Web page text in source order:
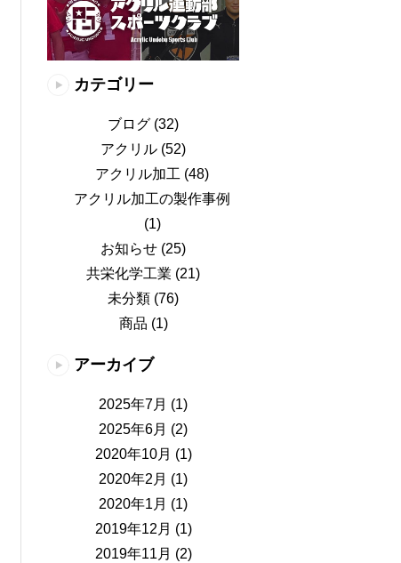
カテゴリー
ブログ (32)
アクリル (52)
アクリル加工 (48)
アクリル加工の製作事例
(1)
お知らせ (25)
共栄化学工業 (21)
未分類 (76)
商品 (1)
アーカイブ
2025年7月 (1)
2025年6月 (2)
2020年10月 (1)
2020年2月 (1)
2020年1月 (1)
2019年12月 (1)
2019年11月 (2)